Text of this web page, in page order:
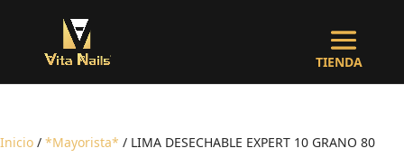
Inicio / *Mayorista* / LIMA DESECHABLE EXPERT 10 GRANO 80